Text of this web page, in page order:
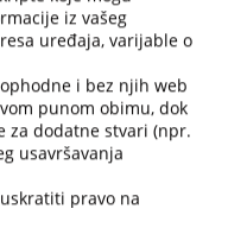
vijesti
iz vašeg
uređaja, varijable o
i bez njih web
punom obimu, dok
za dodatne stvari (npr.
usavršavanja
pravo na